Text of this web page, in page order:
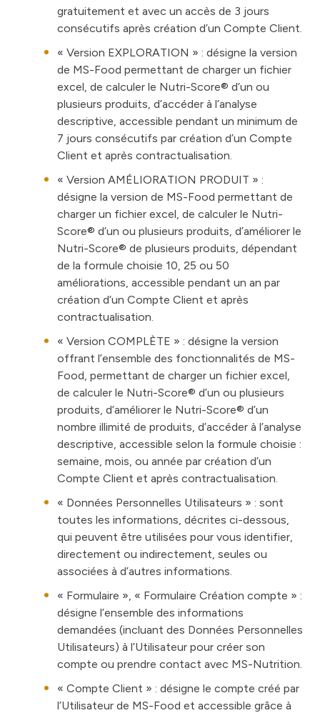
gratuitement et avec un accès de 3 jours
consécutifs après création d’un Compte Client.
« Version EXPLORATION » : désigne la version
de MS-Food permettant de charger un fichier
excel, de calculer le Nutri-Score® d’un ou
plusieurs produits, d’accéder à l’analyse
descriptive, accessible pendant un minimum de
7 jours consécutifs par création d’un Compte
Client et après contractualisation.
« Version AMÉLIORATION PRODUIT » :
désigne la version de MS-Food permettant de
charger un fichier excel, de calculer le Nutri-
Score® d’un ou plusieurs produits, d’améliorer le
Nutri-Score® de plusieurs produits, dépendant
de la formule choisie 10, 25 ou 50
améliorations, accessible pendant un an par
création d’un Compte Client et après
contractualisation.
« Version COMPLÈTE » : désigne la version
offrant l’ensemble des fonctionnalités de MS-
Food, permettant de charger un fichier excel,
de calculer le Nutri-Score® d’un ou plusieurs
produits, d’améliorer le Nutri-Score® d’un
nombre illimité de produits, d’accéder à l’analyse
descriptive, accessible selon la formule choisie :
semaine, mois, ou année par création d’un
Compte Client et après contractualisation.
« Données Personnelles Utilisateurs » : sont
toutes les informations, décrites ci-dessous,
qui peuvent être utilisées pour vous identifier,
directement ou indirectement, seules ou
associées à d’autres informations.
« Formulaire », « Formulaire Création compte » :
désigne l’ensemble des informations
demandées (incluant des Données Personnelles
Utilisateurs) à l’Utilisateur pour créer son
compte ou prendre contact avec MS-Nutrition.
« Compte Client » : désigne le compte créé par
l’Utilisateur de MS-Food et accessible grâce à